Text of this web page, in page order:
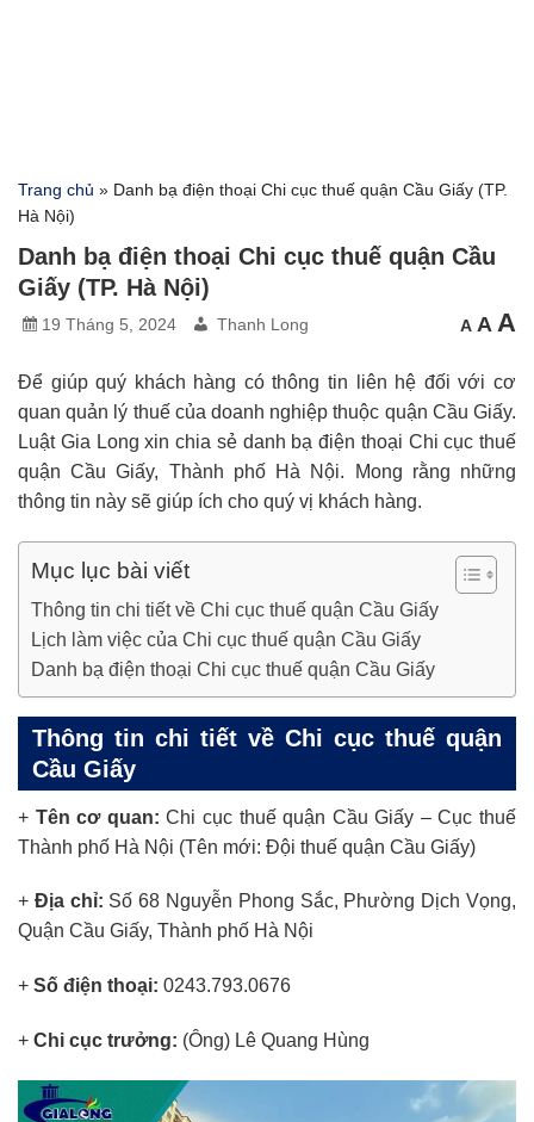
Trang chủ » Danh bạ điện thoại Chi cục thuế quận Cầu Giấy (TP.
Hà Nội)
Danh bạ điện thoại Chi cục thuế quận Cầu
Giấy (TP. Hà Nội)
19 Tháng 5, 2024 Thanh Long A Cỡ
chữ
nhỏ
A Cỡ
chữ
A
Để giúp quý khách hàng có thông tin liên hệ đối với cơ
quan quản lý thuế của doanh nghiệp thuộc quận Cầu Giấy.
Luật Gia Long xin chia sẻ danh bạ điện thoại Chi cục thuế
quận Cầu Giấy, Thành phố Hà Nội. Mong rằng những
thông tin này sẽ giúp ích cho quý vị khách hàng.
Mục lục bài viết
Thông tin chi tiết về Chi cục thuế quận Cầu Giấy
Lịch làm việc của Chi cục thuế quận Cầu Giấy
Danh bạ điện thoại Chi cục thuế quận Cầu Giấy
Thông tin chi tiết về Chi cục thuế quận
Cầu Giấy
+ Tên cơ quan: Chi cục thuế quận Cầu Giấy – Cục thuế
Thành phố Hà Nội (Tên mới: Đội thuế quận Cầu Giấy)
+ Địa chỉ: Số 68 Nguyễn Phong Sắc, Phường Dịch Vọng,
Quận Cầu Giấy, Thành phố Hà Nội
+ Số điện thoại: 0243.793.0676
+ Chi cục trưởng: (Ông) Lê Quang Hùng